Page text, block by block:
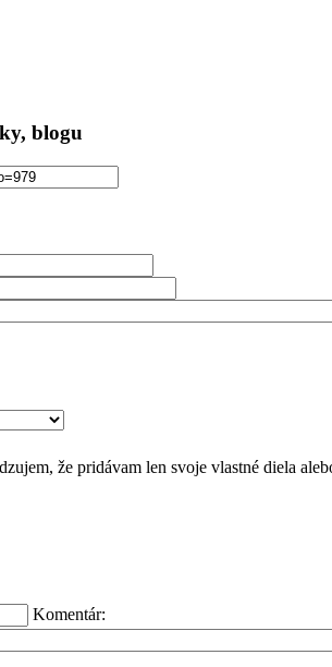
blogu
že pridávam len svoje vlastné diela
Komentár: